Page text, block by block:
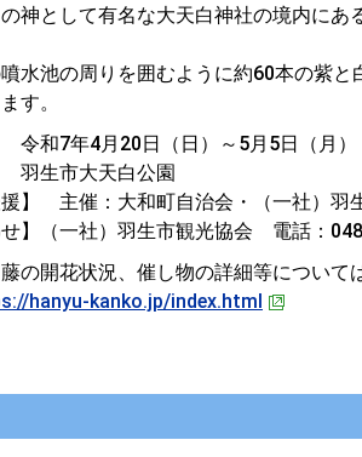
神として有名な大天白神社の境内にあ
水池の周りを囲むように約60本の紫
す。
和7年4月20日（日）～5月5日（月）
羽生市大天白公園
援】 主催：大和町自治会・（一社）
せ】（一社）羽生市観光協会 電話：
の開花状況、催し物の詳細等について
hanyu-kanko.jp/index.html